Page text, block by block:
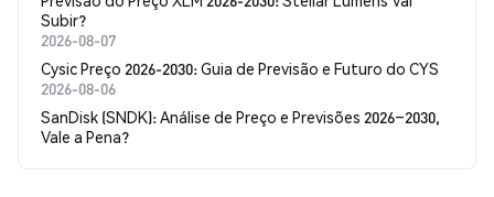
Subir?
2026-08-07
Cysic Preço 2026-2030: Guia de Previsão e Futuro do CYS
2026-08-06
SanDisk (SNDK): Análise de Preço e Previsões 2026–2030,
Vale a Pena?